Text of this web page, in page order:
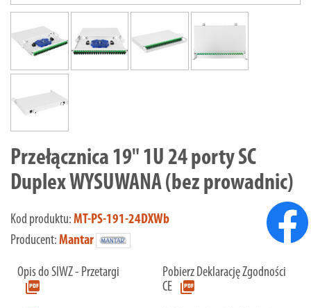
Przełącznica 19" 1U 24 porty SC
Duplex WYSUWANA (bez prowadnic)
Kod produktu: MT-PS-191-24DXWb
Producent: Mantar
Opis do SIWZ - Przetargi
picture_as_pdf
Pobierz Deklarację Zgodności
CE picture_as_pdf